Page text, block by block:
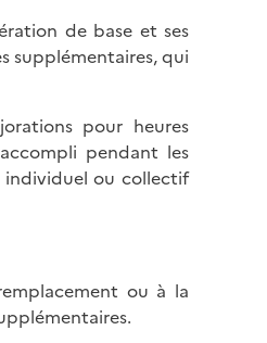
de base et ses
supplémentaires, qui
pour heures
pendant les
individuel ou collectif
ou à la